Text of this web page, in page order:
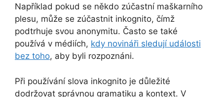
Například pokud se někdo zúčastní maškarního
plesu, může se zúčastnit inkognito, čímž
podtrhuje svou anonymitu. Často se také
používá v médiích, kdy novináři sledují události
bez toho, aby byli rozpoznáni.
Při používání slova inkognito je důležité
dodržovat správnou gramatiku a kontext. V